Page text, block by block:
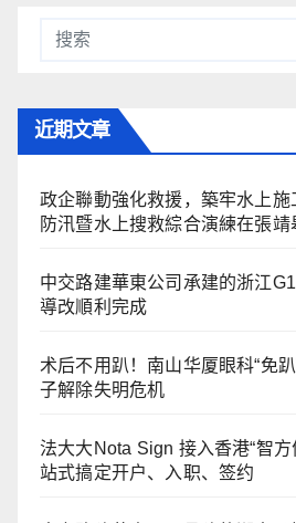
近期文章
政企聯動強化救援，築牢水上
防汛暨水上搜救綜合演練在張
中交路建華東公司承建的浙江
導改順利完成
术后不用趴！南山华厦眼科“免
子解除失明危机
法大大Nota Sign 接入香港“智
站式搞定开户、入职、签约